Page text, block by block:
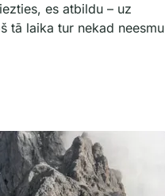
es atbildu – uz
tā laika tur nekad neesmu